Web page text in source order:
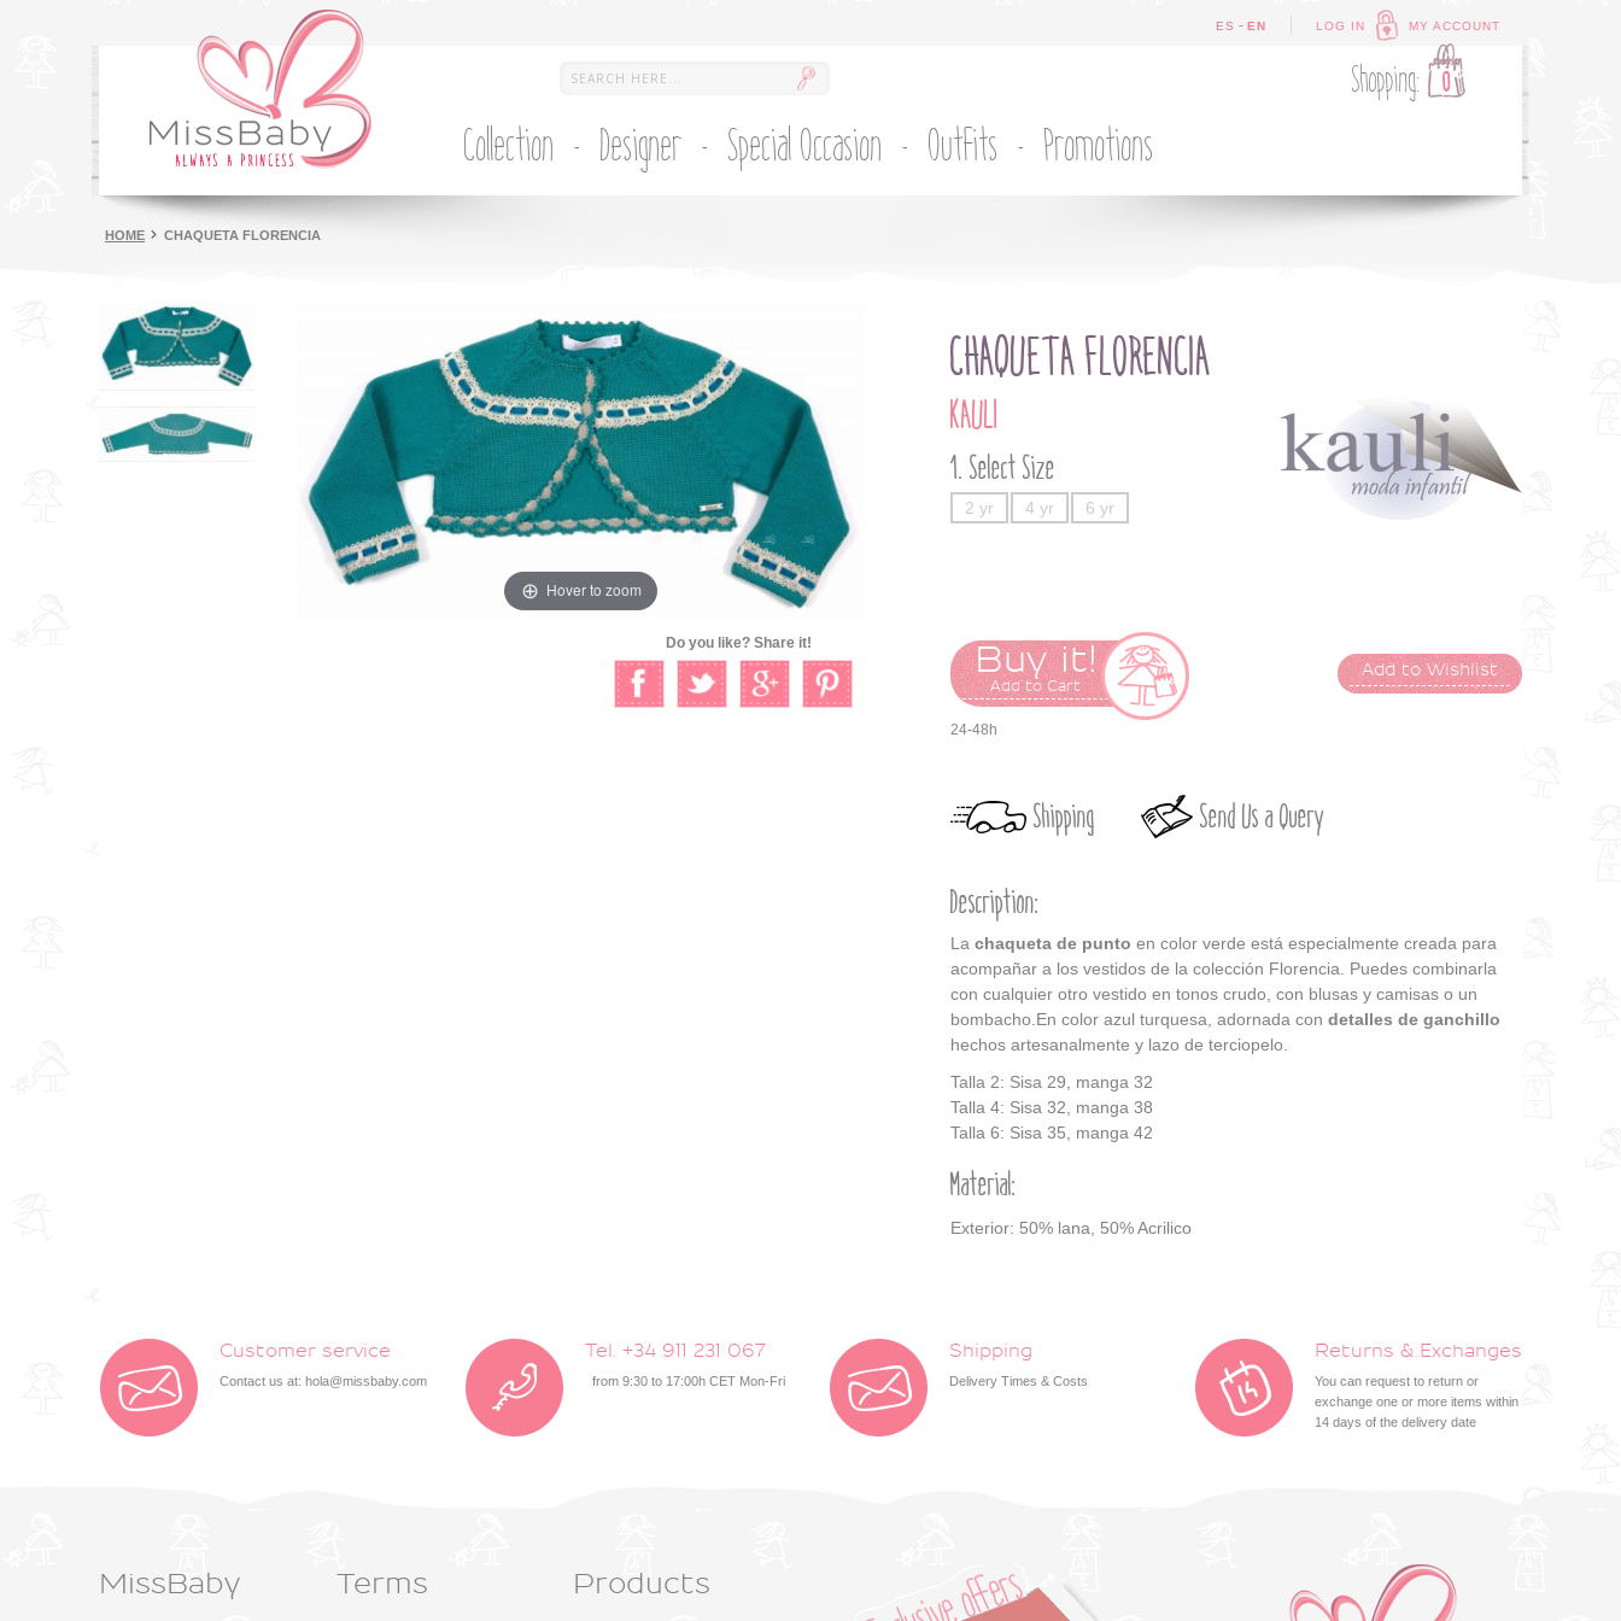
LOG IN MY ACCOUNT
ES - EN
Shopping: 0
Collection Designer Special Occasion Outfits Promotions
HOME CHAQUETA FLORENCIA
Hover to zoom
Do you like? Share it!
CHAQUETA FLORENCIA
KAULI
Select Size
2 yr 4 yr 6 yr
Buy it!
Add to Cart
Add to Wishlist
24-48h
Shipping Send Us a Query
Description:
La chaqueta de punto en color verde está especialmente creada para
acompañar a los vestidos de la colección Florencia. Puedes combinarla
con cualquier otro vestido en tonos crudo, con blusas y camisas o un
bombacho.En color azul turquesa, adornada con detalles de ganchillo
hechos artesanalmente y lazo de terciopelo.
Talla 2: Sisa 29, manga 32
Talla 4: Sisa 32, manga 38
Talla 6: Sisa 35, manga 42
Material:
Exterior: 50% lana, 50% Acrilico
Customer service
Contact us at: hola@missbaby.com
Tel. +34 911 231 067
from 9:30 to 17:00h CET Mon-Fri
Shipping
Delivery Times & Costs
Returns & Exchanges
You can request to return or
exchange one or more items within
14 days of the delivery date
MissBaby Terms Products